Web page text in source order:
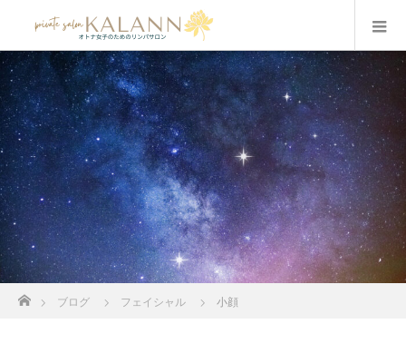
ブログ フェイシャル 小顔